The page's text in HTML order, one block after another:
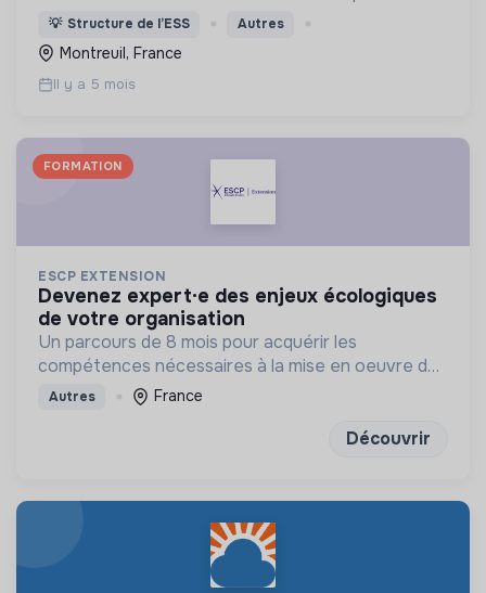
développe une alternative : un réseau social conçu
pour nourrir le cerveau.
💡 Structure de l’ESS Autres
Montreuil, France
Il y a 5 mois
FORMATION
ESCP EXTENSION
devenez expert·e des enjeux écologiques
de votre organisation
Un parcours de 8 mois pour acquérir les
compétences nécessaires à la mise en oeuvre de
la transition écologique et environnementale au
sein des organisations.
Autres France
Découvrir